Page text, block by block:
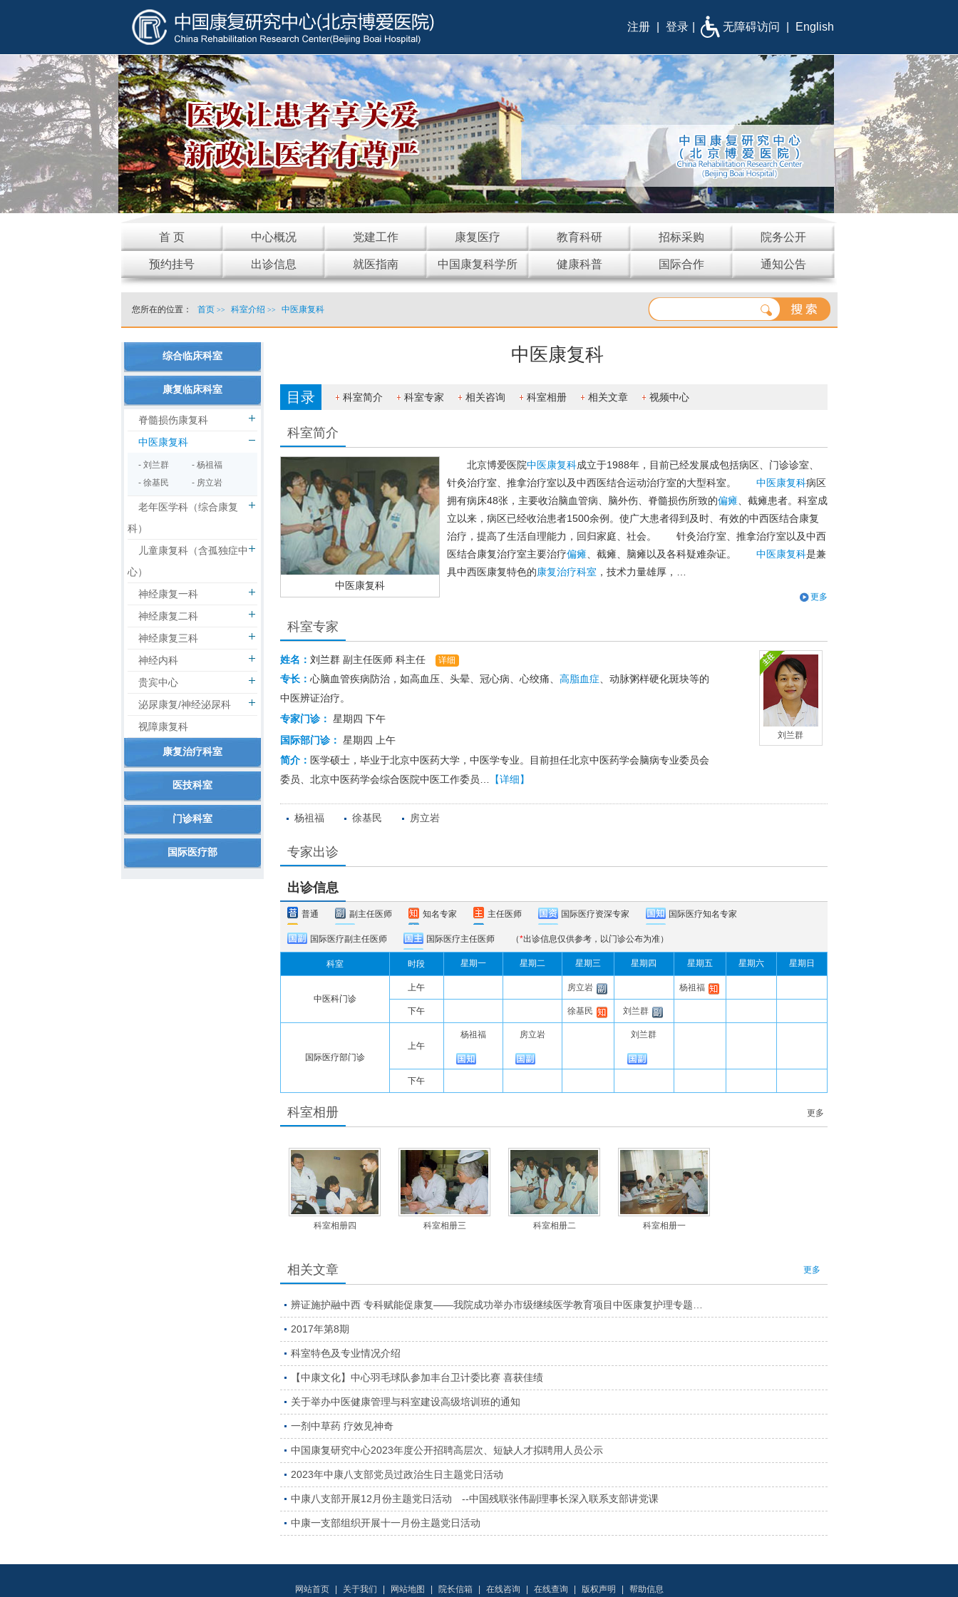
注册 登录 无障碍访问 English
首 页 中心概况 党建工作 康复医疗 教育科研 招标采购 院务公开
预约挂号 出诊信息 就医指南 中国康复科学所 健康科普 国际合作 通知公告
您所在的位置： 首页 >> 科室介绍 >> 中医康复科
中医康复科
目录 科室简介 科室专家 相关咨询 科室相册 相关文章 视频中心
科室简介
中医康复科
北京博爱医院中医康复科成立于1988年，目前已经发展成包括病区、门诊诊室、
针灸治疗室、推拿治疗室以及中西医结合运动治疗室的大型科室。 中医康复科病区
拥有病床48张，主要收治脑血管病、脑外伤、脊髓损伤所致的偏瘫 、截瘫患者。科室成
立以来，病区已经收治患者1500余例。使广大患者得到及时、有效的中西医结合康复
治疗，提高了生活自理能力，回归家庭、社会。 针灸治疗室、推拿治疗室以及中西
医结合康复治疗室主要治疗偏瘫 、截瘫、脑瘫以及各科疑难杂证。 中医康复科是兼
具中西医康复特色的康复治疗科室 ，技术力量雄厚，…
更多
科室专家
姓名： 刘兰群 副主任医师 科主任 详细
专长： 心脑血管疾病防治，如高血压、头晕、冠心病、心绞痛、 高脂血症 、动脉粥样硬化斑块等的
中医辨证治疗。
专家门诊： 星期四 下午
国际部门诊： 星期四 上午
简介： 医学硕士，毕业于北京中医药大学，中医学专业。目前担任北京中医药学会脑病专业委员会
委员、北京中医药学会综合医院中医工作委员…
【详细】
刘兰群
杨祖福 徐基民 房立岩
专家出诊
出诊信息
普通 副主任医师 知名专家 主任医师 国际医疗资深专家 国际医疗知名专家
国际医疗副主任医师 国际医疗主任医师 （*出诊信息仅供参考，以门诊公布为准）
科室 时段 星期一 星期二 星期三 星期四 星期五 星期六 星期日
中医科门诊
上午 房立岩 杨祖福
下午 徐基民 刘兰群
国际医疗部门诊
上午
杨祖福 房立岩 刘兰群
下午
科室相册 更多
科室相册四 科室相册三 科室相册二 科室相册一
更多
相关文章
辨证施护融中西 专科赋能促康复——我院成功举办市级继续医学教育项目中医康复护理专题…
2017年第8期
科室特色及专业情况介绍
【中康文化】中心羽毛球队参加丰台卫计委比赛 喜获佳绩
关于举办中医健康管理与科室建设高级培训班的通知
一剂中草药 疗效见神奇
中国康复研究中心2023年度公开招聘高层次、短缺人才拟聘用人员公示
2023年中康八支部党员过政治生日主题党日活动
中康八支部开展12月份主题党日活动 --中国残联张伟副理事长深入联系支部讲党课
中康一支部组织开展十一月份主题党日活动
综合临床科室
康复临床科室
脊髓损伤康复科
中医康复科
- 刘兰群
- 杨祖福
- 徐基民
- 房立岩
老年医学科（综合康复
科）
儿童康复科（含孤独症中
心）
神经康复一科
神经康复二科
神经康复三科
神经内科
贵宾中心
泌尿康复/神经泌尿科
视障康复科
康复治疗科室
医技科室
门诊科室
国际医疗部
网站首页 关于我们 网站地图 院长信箱 在线咨询 在线查询 版权声明 帮助信息